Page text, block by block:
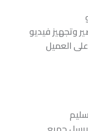
وتجهيز فيديو